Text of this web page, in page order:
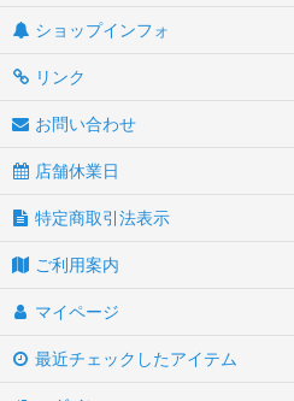
ショップインフォ
リンク
お問い合わせ
店舗休業日
特定商取引法表示
ご利用案内
マイページ
最近チェックしたアイテム